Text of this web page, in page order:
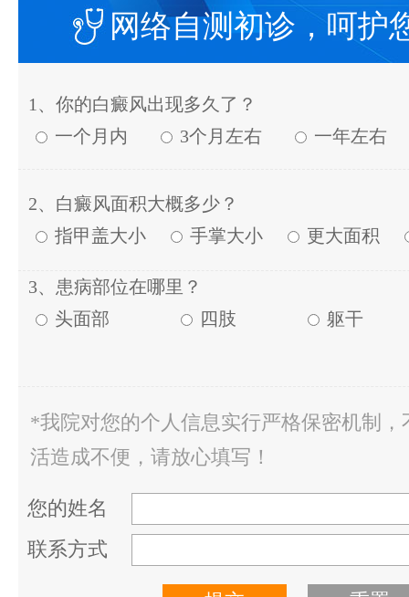
网络自测初诊，呵护
1、你的白癜风出现多久了？
一个月内
3个月左右 一年左右
2、白癜风面积大概多少？
指甲盖大小
手掌大小 更大面积
3、患病部位在哪里？
头面部
四肢 躯干
*我院对您的个人信息实行严格保密机制，
活造成不便，请放心填写！
您的姓名
联系方式